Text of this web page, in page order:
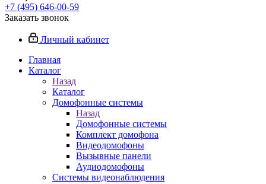
+7 (495) 646-00-59
Заказать звонок
Личный кабинет
Главная
Каталог
Назад
Каталог
Домофонные системы
Назад
Домофонные системы
Комплект домофона
Видеодомофоны
Вызывные панели
Аудиодомофоны
Системы видеонаблюдения